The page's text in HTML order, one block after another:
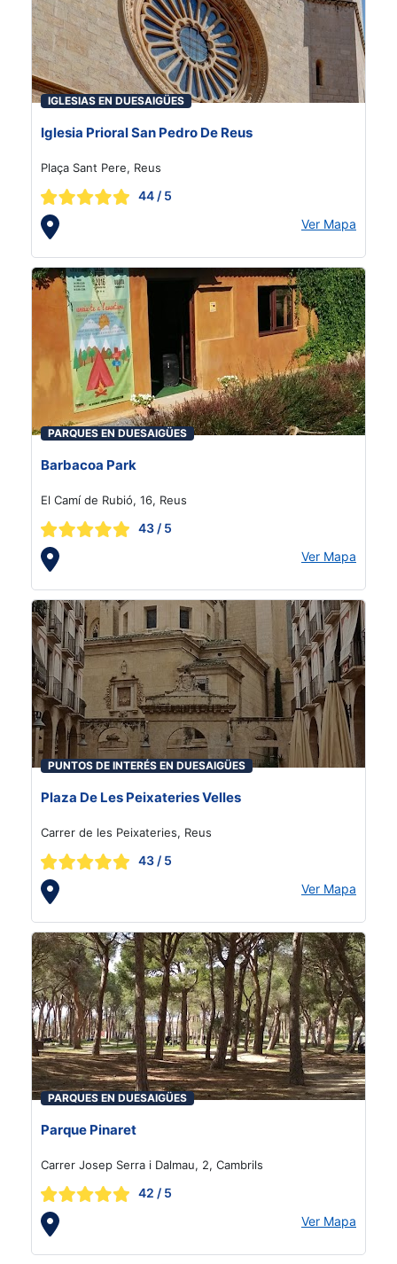
IGLESIAS EN DUESAIGÜES
Iglesia Prioral San Pedro De Reus
Plaça Sant Pere, Reus
44 / 5
Ver Mapa
PARQUES EN DUESAIGÜES
Barbacoa Park
El Camí de Rubió, 16, Reus
43 / 5
Ver Mapa
PUNTOS DE INTERÉS EN DUESAIGÜES
Plaza De Les Peixateries Velles
Carrer de les Peixateries, Reus
43 / 5
Ver Mapa
PARQUES EN DUESAIGÜES
Parque Pinaret
Carrer Josep Serra i Dalmau, 2, Cambrils
42 / 5
Ver Mapa